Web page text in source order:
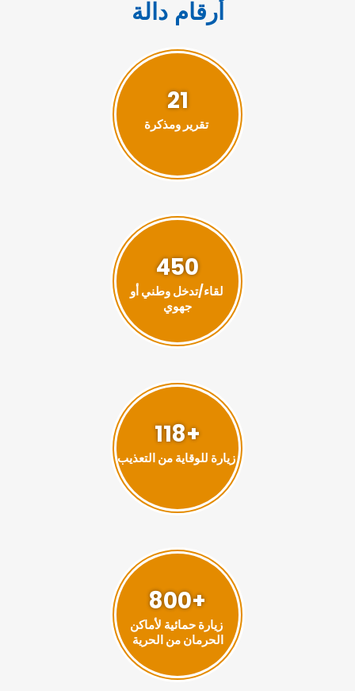
أرقام دالة
21
تقرير ومذكرة
450
لقاء/تدخل وطني أو
جهوي
+118
زيارة للوقاية من التعذيب
+800
زيارة حمائية لأماكن
الحرمان من الحرية